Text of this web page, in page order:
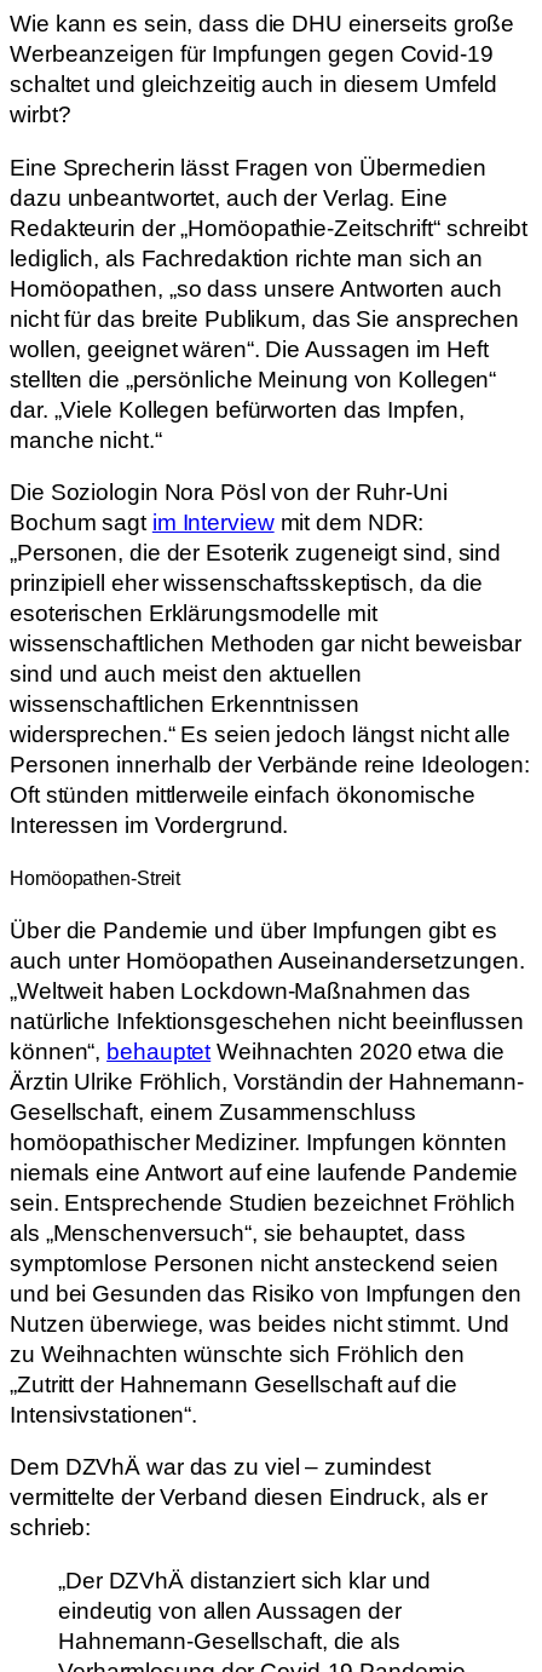
Wie kann es sein, dass die DHU einerseits große
Werbeanzeigen für Impfungen gegen Covid-19
schaltet und gleichzeitig auch in diesem Umfeld
wirbt?
Eine Sprecherin lässt Fragen von Übermedien
dazu unbeantwortet, auch der Verlag. Eine
Redakteurin der „Homöopathie-Zeitschrift“ schreibt
lediglich, als Fachredaktion richte man sich an
Homöopathen, „so dass unsere Antworten auch
nicht für das breite Publikum, das Sie ansprechen
wollen, geeignet wären“. Die Aussagen im Heft
stellten die „persönliche Meinung von Kollegen“
dar. „Viele Kollegen befürworten das Impfen,
manche nicht.“
Die Soziologin Nora Pösl von der Ruhr-Uni
Bochum sagt im Interviewmit dem NDR:
„Personen, die der Esoterik zugeneigt sind, sind
prinzipiell eher wissenschaftsskeptisch, da die
esoterischen Erklärungsmodelle mit
wissenschaftlichen Methoden gar nicht beweisbar
sind und auch meist den aktuellen
wissenschaftlichen Erkenntnissen
widersprechen.“ Es seien jedoch längst nicht alle
Personen innerhalb der Verbände reine Ideologen:
Oft stünden mittlerweile einfach ökonomische
Interessen im Vordergrund.
Homöopathen-Streit
Über die Pandemie und über Impfungen gibt es
auch unter Homöopathen Auseinandersetzungen.
„Weltweit haben Lockdown-Maßnahmen das
natürliche Infektionsgeschehen nicht beeinflussen
können“, behauptet Weihnachten 2020 etwa die
Ärztin Ulrike Fröhlich, Vorständin der Hahnemann-
Gesellschaft, einem Zusammenschluss
homöopathischer Mediziner. Impfungen könnten
niemals eine Antwort auf eine laufende Pandemie
sein. Entsprechende Studien bezeichnet Fröhlich
als „Menschenversuch“, sie behauptet, dass
symptomlose Personen nicht ansteckend seien
und bei Gesunden das Risiko von Impfungen den
Nutzen überwiege, was beides nicht stimmt. Und
zu Weihnachten wünschte sich Fröhlich den
„Zutritt der Hahnemann Gesellschaft auf die
Intensivstationen“.
Dem DZVhÄ war das zu viel – zumindest
vermittelte der Verband diesen Eindruck, als er
schrieb:
„Der DZVhÄ distanziert sich klar und
eindeutig von allen Aussagen der
Hahnemann-Gesellschaft, die als